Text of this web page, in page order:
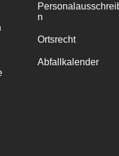
n
Ortsrecht
Abfallkalender